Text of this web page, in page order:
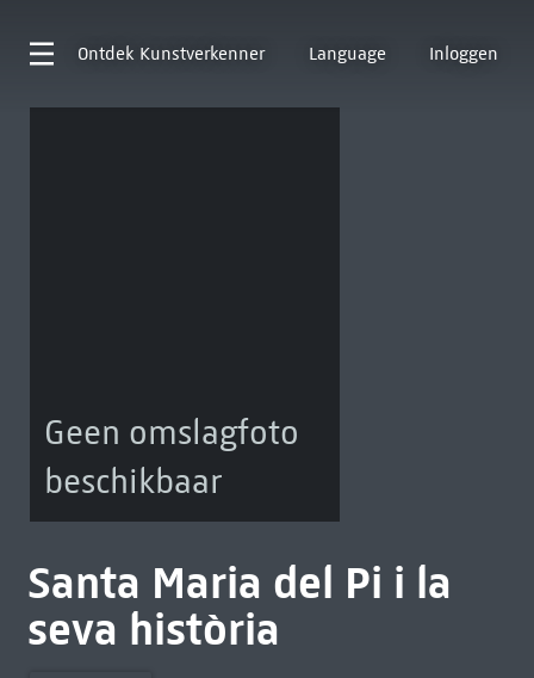
Ontdek Kunstverkenner Language Inloggen
Geen omslagfoto
beschikbaar
Santa Maria del Pi i la
seva història